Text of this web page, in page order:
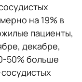
на 19% в
пациенты,
декабре,
50% больше